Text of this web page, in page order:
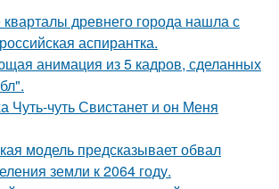
древнего города нашла с
аспирантка.
анимация из 5 кадров, сделанных
Чуть-чуть Свистанет и он Меня
модель предсказывает обвал
земли к 2064 году.